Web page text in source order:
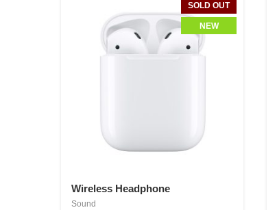
SOLD OUT
NEW
Wireless Headphone
Sound